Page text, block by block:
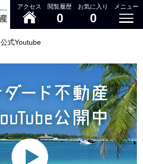
アクセス 閲覧履歴
0
お気に入り
0
メニュー
公式Youtube